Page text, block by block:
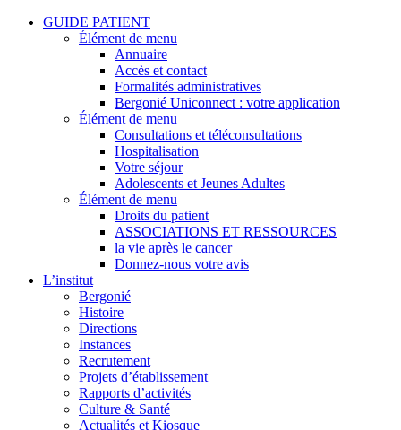
GUIDE PATIENT
Élément de menu
Annuaire
Accès et contact
Formalités administratives
Bergonié Uniconnect : votre application
Élément de menu
Consultations et téléconsultations
Hospitalisation
Votre séjour
Adolescents et Jeunes Adultes
Élément de menu
Droits du patient
ASSOCIATIONS ET RESSOURCES
la vie après le cancer
Donnez-nous votre avis
L’institut
Bergonié
Histoire
Directions
Instances
Recrutement
Projets d’établissement
Rapports d’activités
Culture & Santé
Actualités et Kiosque